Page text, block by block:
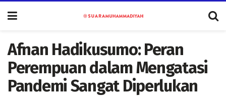
Afnan Hadikusumo: Peran
Perempuan dalam Mengatasi
Pandemi Sangat Diperlukan